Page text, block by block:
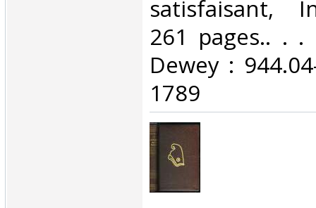
satisfaisant,
261 pages.. . .
Dewey :
1789‎